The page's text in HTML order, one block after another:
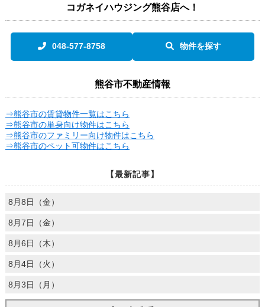
コガネイハウジング熊谷店へ！
048-577-8758 物件を探す
熊谷市不動産情報
⇒熊谷市の賃貸物件一覧はこちら
⇒熊谷市の単身向け物件はこちら
⇒熊谷市のファミリー向け物件はこちら
⇒熊谷市のペット可物件はこちら
【最新記事】
8月8日（金）
8月7日（金）
8月6日（木）
8月4日（火）
8月3日（月）